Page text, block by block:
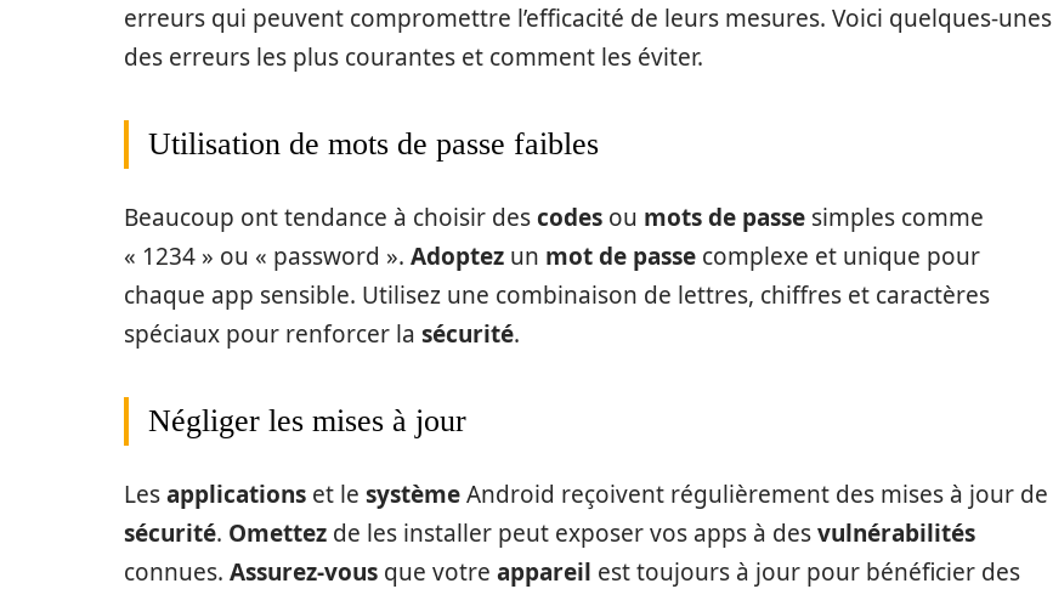
erreurs qui peuvent compromettre l’efficacité de leurs mesures. Voici quelques-unes
des erreurs les plus courantes et comment les éviter.
Utilisation de mots de passe faibles
Beaucoup ont tendance à choisir descodes ou mots de passe simples comme
« 1234 » ou « password ». Adoptez un mot de passe complexe et unique pour
chaque app sensible. Utilisez une combinaison de lettres, chiffres et caractères
spéciaux pour renforcer la sécurité.
Négliger les mises à jour
Lesapplications et le systèmeAndroid reçoivent régulièrement des mises à jour de
sécurité. Omettez de les installer peut exposer vos apps à desvulnérabilités
connues. Assurez-vous que votre appareil est toujours à jour pour bénéficier des